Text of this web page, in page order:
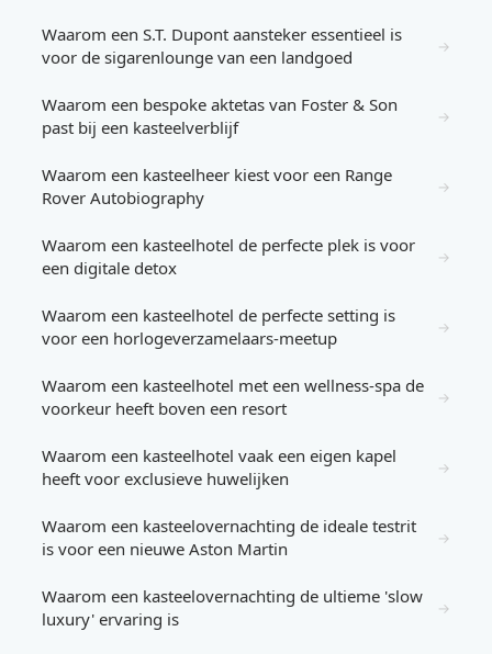
Waarom een S.T. Dupont aansteker essentieel is
voor de sigarenlounge van een landgoed
→
Waarom een bespoke aktetas van Foster & Son
past bij een kasteelverblijf
→
Waarom een kasteelheer kiest voor een Range
Rover Autobiography
→
Waarom een kasteelhotel de perfecte plek is voor
een digitale detox
→
Waarom een kasteelhotel de perfecte setting is
voor een horlogeverzamelaars-meetup
→
Waarom een kasteelhotel met een wellness-spa de
voorkeur heeft boven een resort
→
Waarom een kasteelhotel vaak een eigen kapel
heeft voor exclusieve huwelijken
→
Waarom een kasteelovernachting de ideale testrit
is voor een nieuwe Aston Martin
→
Waarom een kasteelovernachting de ultieme 'slow
luxury' ervaring is
→